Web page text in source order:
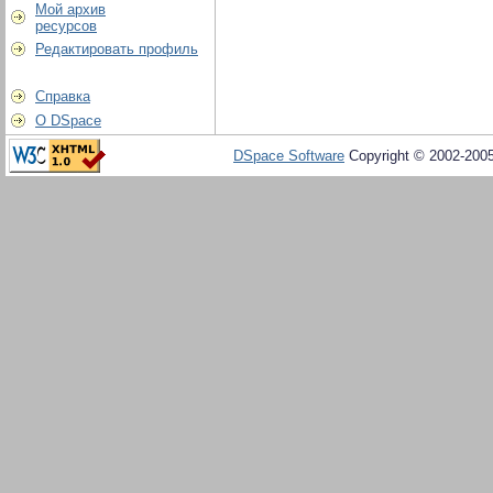
Мой архив
ресурсов
Редактировать профиль
Справка
О DSpace
DSpace Software Copyright © 2002-